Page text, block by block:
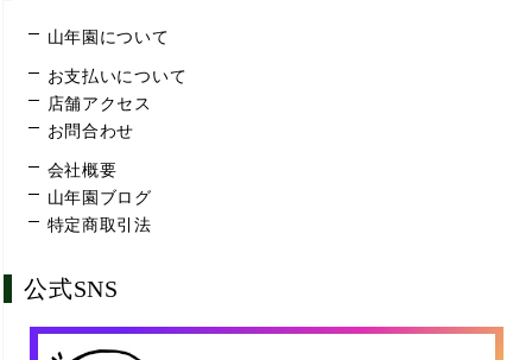
山年園について
お支払いについて
店舗アクセス
お問合わせ
会社概要
山年園ブログ
特定商取引法
公式SNS